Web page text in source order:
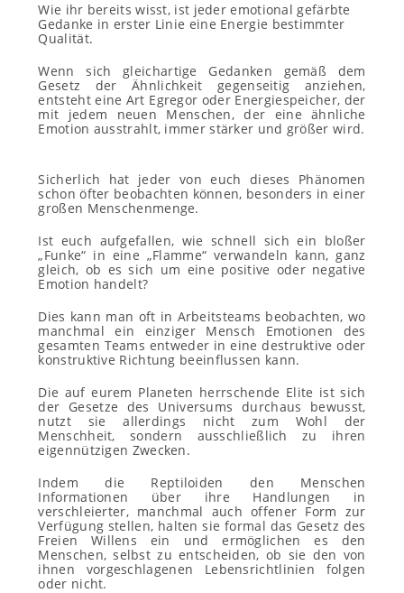
Wie ihr bereits wisst, ist jeder emotional gefärbte
Gedanke in erster Linie eine Energie bestimmter
Qualität.
Wenn sich gleichartige Gedanken gemäß dem
Gesetz der Ähnlichkeit gegenseitig anziehen,
entsteht eine Art Egregor oder Energiespeicher, der
mit jedem neuen Menschen, der eine ähnliche
Emotion ausstrahlt, immer stärker und größer wird.
Sicherlich hat jeder von euch dieses Phänomen
schon öfter beobachten können, besonders in einer
großen Menschenmenge.
Ist euch aufgefallen, wie schnell sich ein bloßer
„Funke“ in eine „Flamme“ verwandeln kann, ganz
gleich, ob es sich um eine positive oder negative
Emotion handelt?
Dies kann man oft in Arbeitsteams beobachten, wo
manchmal ein einziger Mensch Emotionen des
gesamten Teams entweder in eine destruktive oder
konstruktive Richtung beeinflussen kann.
Die auf eurem Planeten herrschende Elite ist sich
der Gesetze des Universums durchaus bewusst,
nutzt sie allerdings nicht zum Wohl der
Menschheit, sondern ausschließlich zu ihren
eigennützigen Zwecken.
Indem die Reptiloiden den Menschen
Informationen über ihre Handlungen in
verschleierter, manchmal auch offener Form zur
Verfügung stellen, halten sie formal das Gesetz des
Freien Willens ein und ermöglichen es den
Menschen, selbst zu entscheiden, ob sie den von
ihnen vorgeschlagenen Lebensrichtlinien folgen
oder nicht.